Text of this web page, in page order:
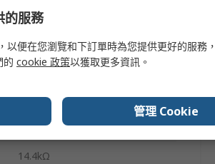
5A
-40°C
30V ac
150W
30V dc
14.4kΩ
的服務
便在您瀏覽和下訂單時為您提供更好的服務
的 cookie 政策以獲取更多資訊。
管理 Cookie